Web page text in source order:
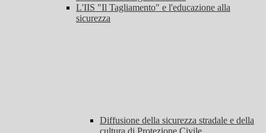
L'IIS "Il Tagliamento" e l'educazione alla
sicurezza
Diffusione della sicurezza stradale e della